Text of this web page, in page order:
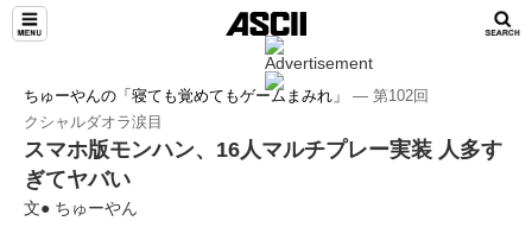
ちゅーやんの「寝ても覚めてもゲームまみれ」 ― 第102回
クシャルダオラ涙目
スマホ版モンハン、16人マルチプレー実装 人多す
ぎてヤバい
文● ちゅーやん